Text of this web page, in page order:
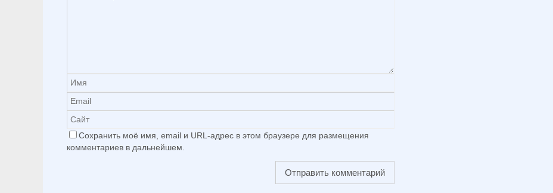
Сохранить моё имя, email и URL-адрес в этом браузере для размещения
комментариев в дальнейшем.